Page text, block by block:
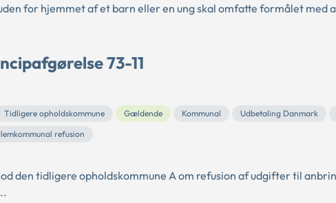
for hjemmet af et barn eller en ung skal omfatte formålet med
73-11
Tidligere opholdskommune Gældende Kommunal Udbetaling Danmark
refusion
den tidligere opholdskommune A om refusion af udgifter til